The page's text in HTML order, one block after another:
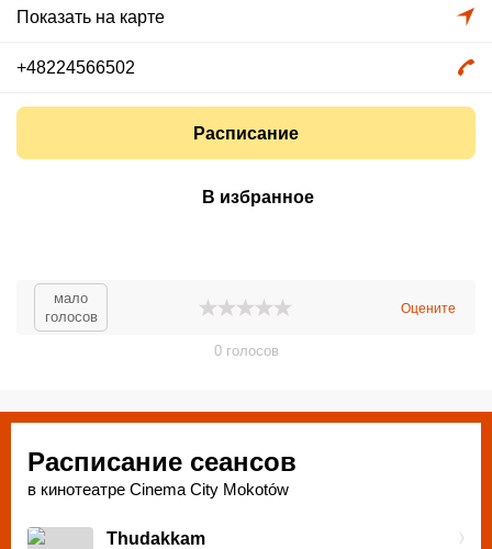
Показать на карте
+48224566502
Расписание
В избранное
мало
голосов
Оцените
0голосов
Расписание сеансов
в кинотеатре Cinema City Mokotów
Thudakkam